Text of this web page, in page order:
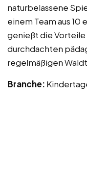
naturbelassene
einem Team aus
genießt die
durchdachten
regelmäßigen
Branche: